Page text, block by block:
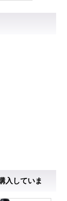
入していま